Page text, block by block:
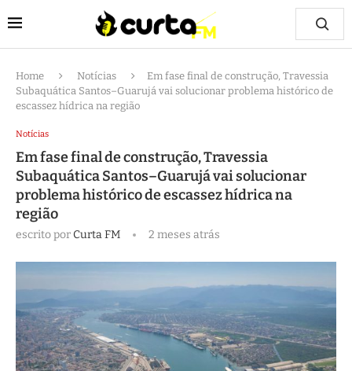
Home Notícias
Em fase final de construção, Travessia
Subaquática Santos–Guarujá vai solucionar problema histórico de
escassez hídrica na região
Notícias
Em fase final de construção, Travessia
Subaquática Santos–Guarujá vai solucionar
problema histórico de escassez hídrica na
região
escrito porCurta FM 2 meses atrás